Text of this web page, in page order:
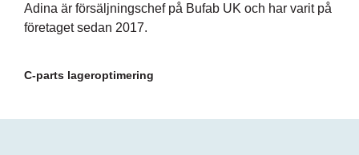
Adina är försäljningschef på Bufab UK och har varit på
företaget sedan 2017.
C-parts lageroptimering